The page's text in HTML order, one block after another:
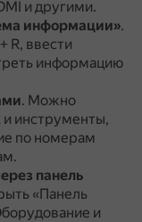
и другими.
информации».
R, ввести
информацию
. Можно
и инструменты,
по номерам
панель
«Панель
и